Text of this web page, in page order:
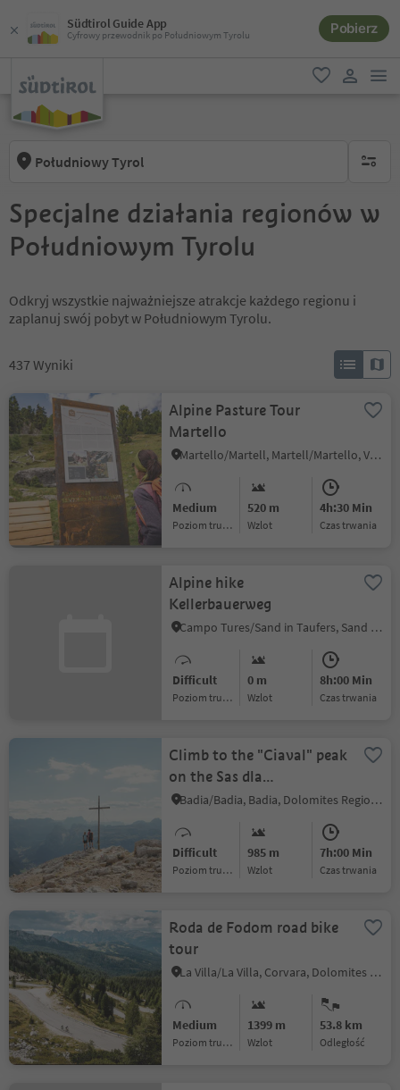
Südtirol Guide App
Cyfrowy przewodnik po Południowym Tyrolu Pobierz
ulubione
Południowy Tyrol brak
Specjalne działania regionów w
Południowym Tyrolu
Odkryj wszystkie najważniejsze atrakcje każdego regionu i
zaplanuj swój pobyt w Południowym Tyrolu.
437 Wyniki
Alpine Pasture Tour
Martello
Martello/Martell, Martell/Martello, Vinschgau/Val Venosta
Medium
Poziom trudności
520 m
Wzlot
4h:30 Min
czas trwania
Alpine hike
Kellerbauerweg
Campo Tures/Sand in Taufers, Sand in Taufers/Campo Tures, Ahrntal/Valle Aurina
Difficult
Poziom trudności
0 m
Wzlot
8h:00 Min
czas trwania
Climb to the "Ciaval" peak
on the Sas dla
Crusc/Santa Croce
Badia/Badia, Badia, Dolomites Region Alta Badia
Difficult
Poziom trudności
985 m
Wzlot
7h:00 Min
czas trwania
Roda de Fodom road bike
tour
La Villa/La Villa, Corvara, Dolomites Region Alta Badia
Medium
Poziom trudności
1399 m
Wzlot
53.8 km
odległość